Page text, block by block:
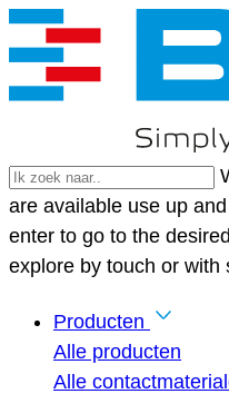
are available use up
enter to go to the
explore by touch or with
Producten
Alle producten
Alle